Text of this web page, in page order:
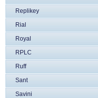
Replikey
Rial
Royal
RPLC
Ruff
Sant
Savini